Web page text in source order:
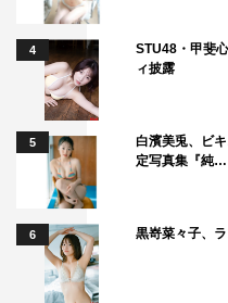
しています。
4
STU48・甲斐
ィ披露
5
白濱美兎、ビ
定写真集『純…
6 黒嵜菜々子、